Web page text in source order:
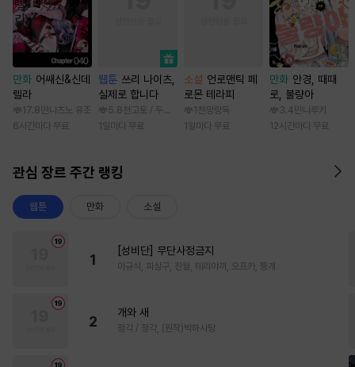
만화 어쌔신&신데
렐라
17.8만 나츠노 유조
6시간마다 무료
웹툰 쓰리 나이츠,
실제로 합니다
5.8천 고토 / 두나래
1일마다 무료
소설 언로맨틱 페
로몬 테라피
1천 망랑독
1일마다 무료
만화 안경, 때때
로, 불량아
3.4만 나루키
12시간마다 무료
관심 장르 주간 랭킹
웹툰 만화 소설
1
[성비단] 무단사정금지
마규식, 피상구, 진월, 테리야끼, 오프카, 뚱개
2
개와 새
정각 / 정각, (원작)박하사탕